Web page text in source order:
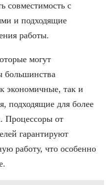
совместимость с
и подходящие
работы.
могут
большинства
экономичные, так и
подходящие для более
Процессоры от
гарантируют
работу, что особенно